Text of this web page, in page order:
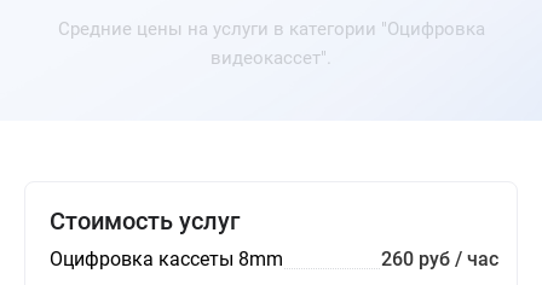
Средние цены на услуги в категории "Оцифровка
видеокассет".
Стоимость услуг
Оцифровка кассеты 8mm
260 руб / час